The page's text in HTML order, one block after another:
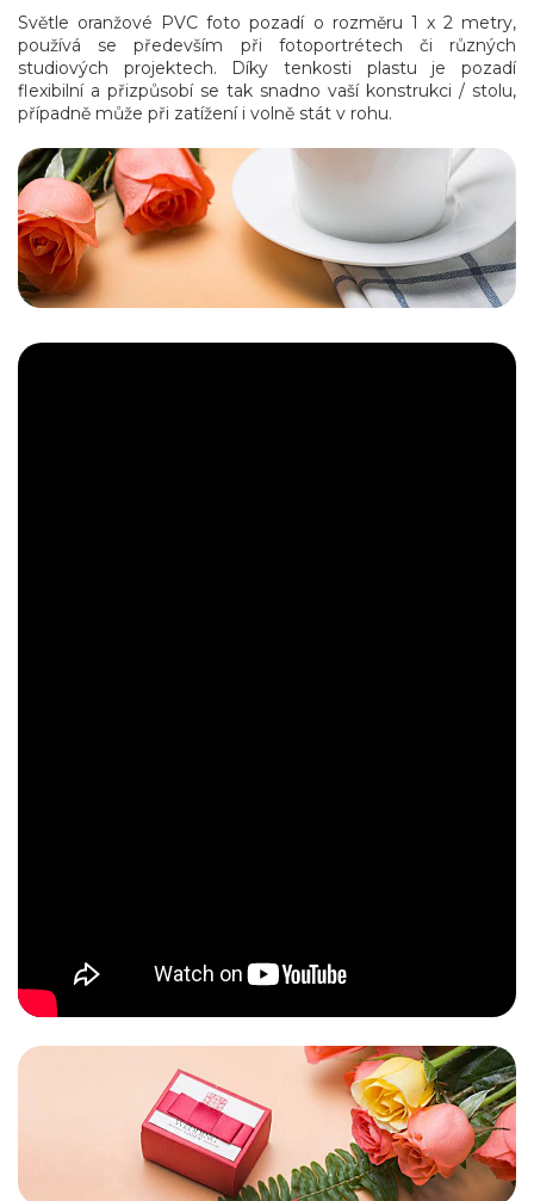
Světle oranžové PVC foto pozadí o rozměru 1 x 2 metry,
používá se především při fotoportrétech či různých
studiových projektech. Díky tenkosti plastu je pozadí
flexibilní a přizpůsobí se tak snadno vaší konstrukci / stolu,
případně může při zatížení i volně stát v rohu.